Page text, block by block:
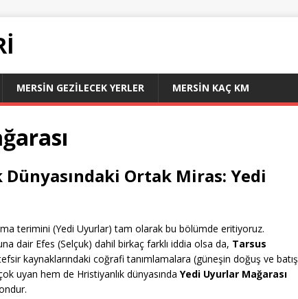
MERSIN GEZILECEK YERLER MERSIN KAÇ KM
Ortak Miras: Yedi
terimini (Yedi Uyurlar) tam olarak bu bölümde eritiyoruz.
dair Efes (Selçuk) dahil birkaç farklı iddia olsa da, Tarsus
kaynaklarındaki coğrafi tanımlamalara (güneşin doğuş ve batış
uyan hem de Hristiyanlık dünyasında Yedi Uyurlar Mağarası